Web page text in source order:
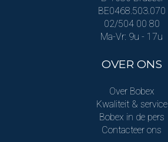
BE0468.503.070
02/504 00 80
Ma-Vr: 9u - 17u
OVER ONS
Over Bobex
Kwaliteit & service
Bobex in de pers
Contacteer ons